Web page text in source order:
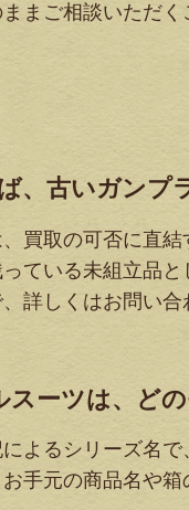
まご相談いただ
、古いガンプ
買取の可否に直
ている未組立品
詳しくはお問い合
スーツは、ど
よるシリーズ名
手元の商品名や